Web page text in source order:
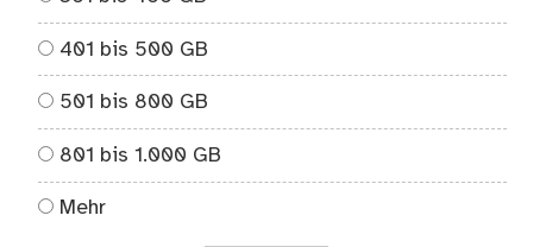
401 bis 500 GB
501 bis 800 GB
801 bis 1.000 GB
Mehr